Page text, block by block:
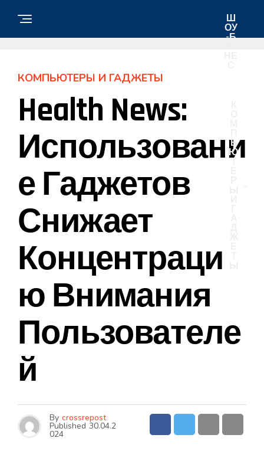
Ш
ОУ
-Б
Ь
Ю
КОМПЬЮТЕРЫ И ГАДЖЕТЫ
Health News:
Использовани
Е Гаджетов
Снижает
Концентраци
Ю Внимания
Пользователе
Й
By crossrepost
Published 30.04.2
024